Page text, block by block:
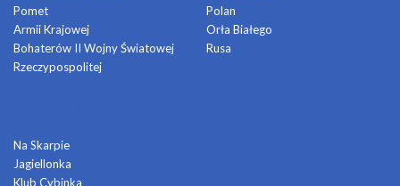
Pomet
Armii Krajowej
Bohaterów II Wojny Światowej
Rzeczypospolitej
Polan
Orła Białego
Rusa
Na Skarpie
Jagiellonka
Klub Cybinka